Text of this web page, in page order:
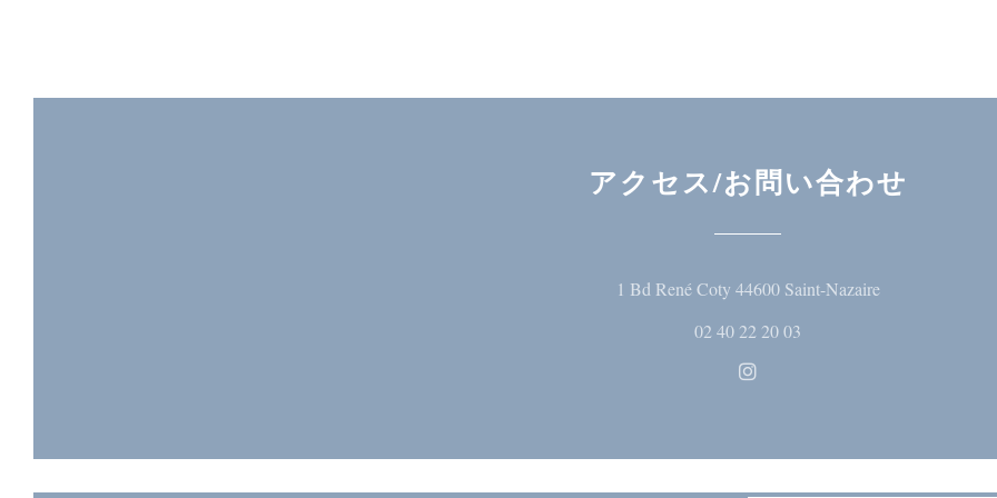
アクセス/お問い合わせ
1 Bd René Coty 44600 Saint-Nazaire((新しいウィ
02 40 22 20 03
Instagram ((新しいウィンド